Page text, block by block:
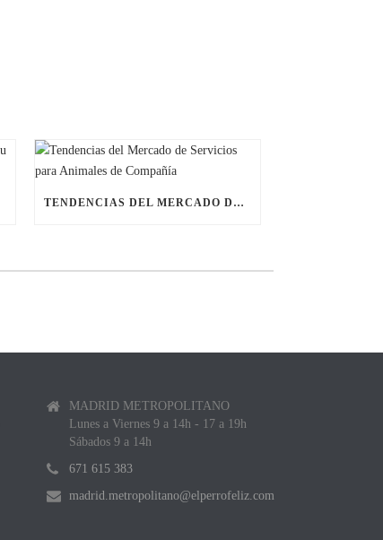
TENDENCIAS DEL MERCADO DE SERVICIOS PARA ANIMALES DE COMPAÑÍA
MADRID METROPOLITANO
Lunes a Viernes 9 a 14h - 17 a 19h
Sábados 9 a 14h
671 615 383
madrid.metropolitano@elperrofeliz.com